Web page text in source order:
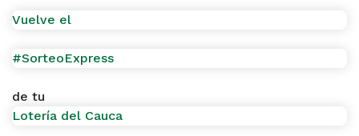
Vuelve el
#SorteoExpress
de tu
Lotería del Cauca